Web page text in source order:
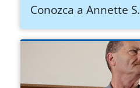
Conozca a Annette S.